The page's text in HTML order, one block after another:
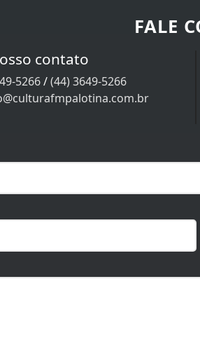
FALE
contato
5266/(44) 3649-5266